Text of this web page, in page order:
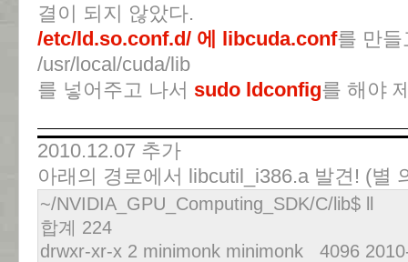
결이 되지 않았다.
/etc/ld.so.conf.d/ 에 libcuda.conf를 만들
/usr/local/cuda/lib
를 넣어주고 나서 sudo ldconfig를 해야
2010.12.07 추가
아래의 경로에서 libcutil_i386.a 발견! (별
~/NVIDIA_GPU_Computing_SDK/C/lib$ ll
합계 224
drwxr-xr-x 2 minimonk minimonk 4096